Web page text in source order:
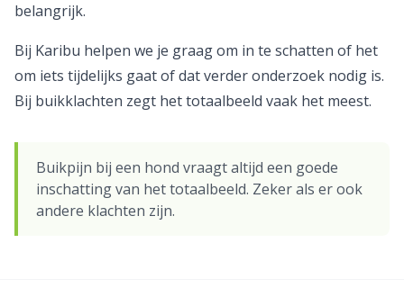
belangrijk.
Bij Karibu helpen we je graag om in te schatten of het
om iets tijdelijks gaat of dat verder onderzoek nodig is.
Bij buikklachten zegt het totaalbeeld vaak het meest.
Buikpijn bij een hond vraagt altijd een goede
inschatting van het totaalbeeld. Zeker als er ook
andere klachten zijn.